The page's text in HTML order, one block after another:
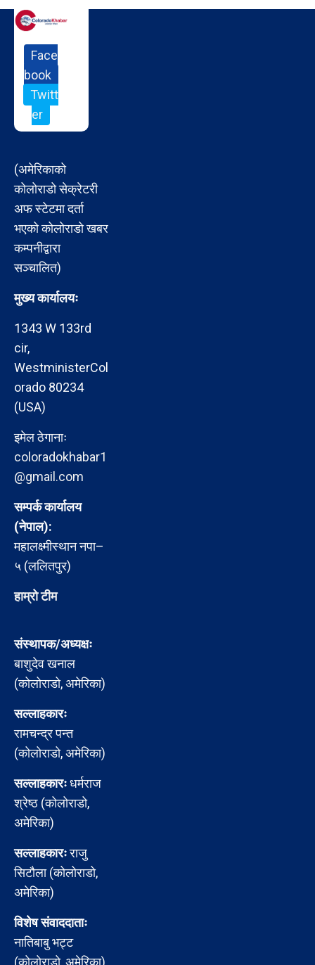
Face
book
Twitt
er
(अमेरिकाको
कोलोराडो सेक्रेटरी
अफ स्टेटमा दर्ता
भएको कोलोराडो खबर
कम्पनीद्वारा
सञ्चालित)
मुख्य कार्यालयः
1343 W 133rd
cir,
WestministerCol
orado 80234
(USA)
इमेल ठेगानाः
coloradokhabar1
@gmail.com
सम्पर्क कार्यालय
(नेपाल):
महालक्ष्मीस्थान नपा–
५ (ललितपुर)
हाम्रो टीम
संस्थापक/अध्यक्षः
बाशुदेव खनाल
(कोलोराडो, अमेरिका)
सल्लाहकारः
रामचन्द्र पन्त
(कोलोराडो, अमेरिका)
सल्लाहकारःधर्मराज
श्रेष्ठ (कोलोराडो,
अमेरिका)
सल्लाहकारःराजु
सिटौला (कोलोराडो,
अमेरिका)
विशेष संवाददाताः
नातिबाबु भट्ट
(कोलोराडो, अमेरिका)